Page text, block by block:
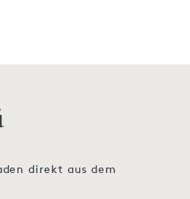
direkt aus dem